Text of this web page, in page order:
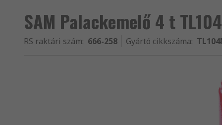
SAM Palackemelő 4 t
RS raktári szám: 666-258 Gyártó cikkszáma: